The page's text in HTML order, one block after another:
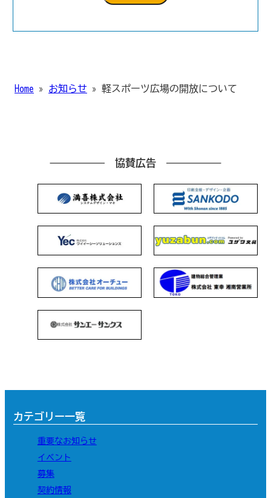
Home » お知らせ » 軽スポーツ広場の開放について
協賛広告
カテゴリー一覧
重要なお知らせ
イベント
募集
契約情報